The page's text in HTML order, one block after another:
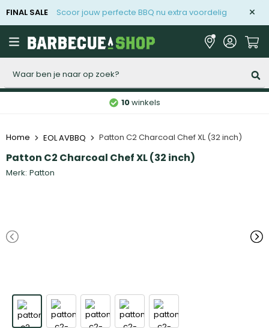
FINAL SALE Scoor jouw perfecte BBQ nu extra voordelig
10winkels
Home EOL AVBBQ Patton C2 Charcoal Chef XL (32 inch)
Patton C2 Charcoal Chef XL (32 inch)
Merk: Patton